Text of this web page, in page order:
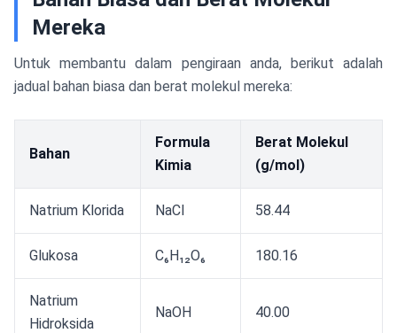
Mereka
Untuk membantu dalam pengiraan anda, berikut adalah
jadual bahan biasa dan berat molekul mereka:
Bahan
Formula
Kimia
Berat Molekul
(g/mol)
Natrium Klorida NaCl 58.44
Glukosa C₆H₁₂O₆ 180.16
Natrium
Hidroksida
NaOH 40.00